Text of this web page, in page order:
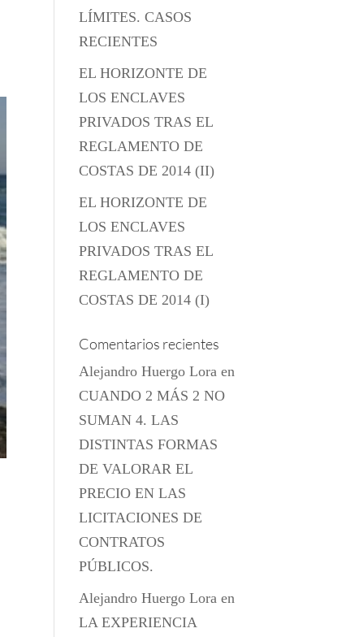
LÍMITES. CASOS
RECIENTES
EL HORIZONTE DE
LOS ENCLAVES
PRIVADOS TRAS EL
REGLAMENTO DE
COSTAS DE 2014 (II)
EL HORIZONTE DE
LOS ENCLAVES
PRIVADOS TRAS EL
REGLAMENTO DE
COSTAS DE 2014 (I)
Comentarios recientes
Alejandro Huergo Lora en
CUANDO 2 MÁS 2 NO
SUMAN 4. LAS
DISTINTAS FORMAS
DE VALORAR EL
PRECIO EN LAS
LICITACIONES DE
CONTRATOS
PÚBLICOS.
Alejandro Huergo Lora en
LA EXPERIENCIA